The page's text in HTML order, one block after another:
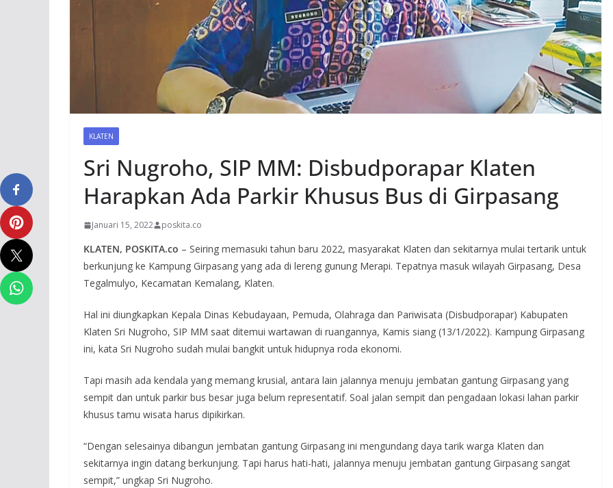
KLATEN
Sri Nugroho, SIP MM: Disbudporapar Klaten
Harapkan Ada Parkir Khusus Bus di Girpasang
Januari 15, 2022 poskita.co
KLATEN, POSKITA.co – Seiring memasuki tahun baru 2022, masyarakat Klaten dan sekitarnya mulai tertarik untuk
berkunjung ke Kampung Girpasang yang ada di lereng gunung Merapi. Tepatnya masuk wilayah Girpasang, Desa
Tegalmulyo, Kecamatan Kemalang, Klaten.
Hal ini diungkapkan Kepala Dinas Kebudayaan, Pemuda, Olahraga dan Pariwisata (Disbudporapar) Kabupaten
Klaten Sri Nugroho, SIP MM saat ditemui wartawan di ruangannya, Kamis siang (13/1/2022). Kampung Girpasang
ini, kata Sri Nugroho sudah mulai bangkit untuk hidupnya roda ekonomi.
Tapi masih ada kendala yang memang krusial, antara lain jalannya menuju jembatan gantung Girpasang yang
sempit dan untuk parkir bus besar juga belum representatif. Soal jalan sempit dan pengadaan lokasi lahan parkir
khusus tamu wisata harus dipikirkan.
“Dengan selesainya dibangun jembatan gantung Girpasang ini mengundang daya tarik warga Klaten dan
sekitarnya ingin datang berkunjung. Tapi harus hati-hati, jalannya menuju jembatan gantung Girpasang sangat
sempit,” ungkap Sri Nugroho.